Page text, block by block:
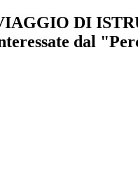
DI
dal